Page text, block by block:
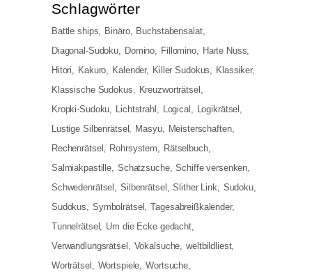
Schlag­wör­ter
Battle ships Binäro
Buchstabensalat
Diagonal-Sudoku
Domino Fillomino
Harte Nuss
Hitori
Kakuro Kalender Killer Sudokus
Klassiker
Klassische Sudokus
Kreuzworträtsel
Kropki-Sudoku
Lichtstrahl Logical
Logikrätsel
Lustige Silbenrätsel
Masyu
Meisterschaften
Rechenrätsel
Rohrsystem
Rätselbuch
Salmiakpastille Schatzsuche Schiffe versenken
Schwedenrätsel
Silbenrätsel Slither Link
Sudoku
Sudokus
Symbolrätsel
Tagesabreißkalender
Tunnelrätsel
Um die Ecke gedacht
Verwandlungsrätsel
Vokalsuche
weltbildliest
Worträtsel
Wortspiele
Wortsuche